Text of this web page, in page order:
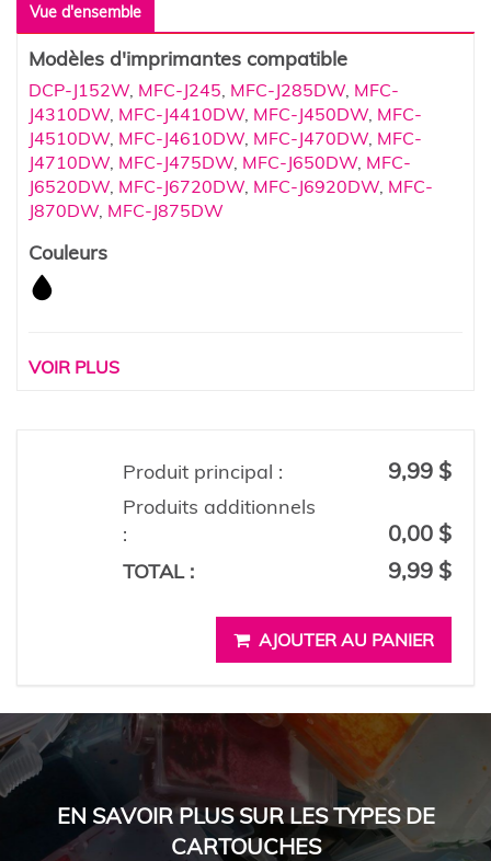
Vue d'ensemble
Modèles d'imprimantes compatible
DCP-J152W MFC-J245 MFC-J285DW MFC-
J4310DW MFC-J4410DW MFC-J450DW MFC-
J4510DW MFC-J4610DW MFC-J470DW MFC-
J4710DW MFC-J475DW MFC-J650DW MFC-
J6520DW MFC-J6720DW MFC-J6920DW MFC-
J870DW MFC-J875DW
Couleurs
VOIR PLUS
Produit principal : 9,99 $
Produits additionnels
:
0,00 $
TOTAL : 9,99 $
AJOUTER AU PANIER
EN SAVOIR PLUS SUR LES TYPES DE
CARTOUCHES